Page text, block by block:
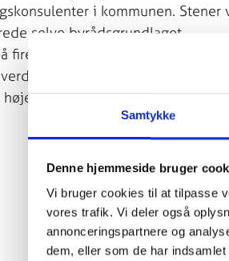
Samtykke
Denne hjemmeside bruger
Vi bruger cookies til at tilpasse
vores trafik. Vi deler også
annonceringspartnere og
dem, eller som de har
i kommunen.
selve byrådsgrundlaget.
fire punkter med hver sin
og Vard1. Nej, det er ikke
høje ambitioner i Varde Byråd.